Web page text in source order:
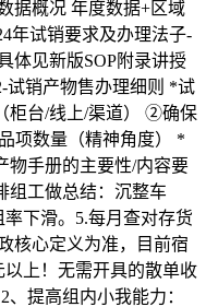
据概况​ 年度数据+区域
年试销要求及办理法子-
体见新版SOP附录讲授
试销产物售办理细则​ *试
柜台/线上/渠道）​ ②确保
项数量（精神角度）​ *
手册的主要性/内容要
组工做总结：沉整车
下滑。5.每月查对存货
核心定义为准，目前宿
上！无需开具的散单收
、提高组内小我能力：